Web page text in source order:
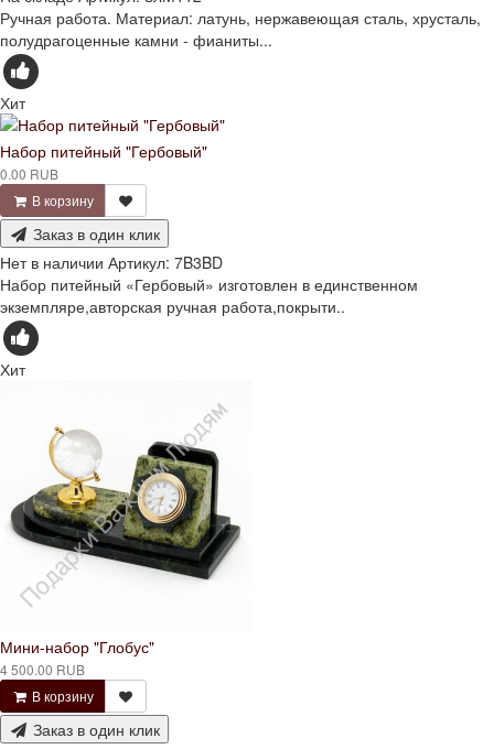
Ручная работа. Материал: латунь, нержавеющая сталь, хрусталь,
полудрагоценные камни - фианиты...
Хит
Набор питейный "Гербовый"
0.00 RUB
В корзину
Заказ в один клик
Нет в наличии Артикул: 7B3BD
Набор питейный «Гербовый» изготовлен в единственном
экземпляре,авторская ручная работа,покрыти..
Хит
Мини-набор "Глобус"
4 500.00 RUB
В корзину
Заказ в один клик